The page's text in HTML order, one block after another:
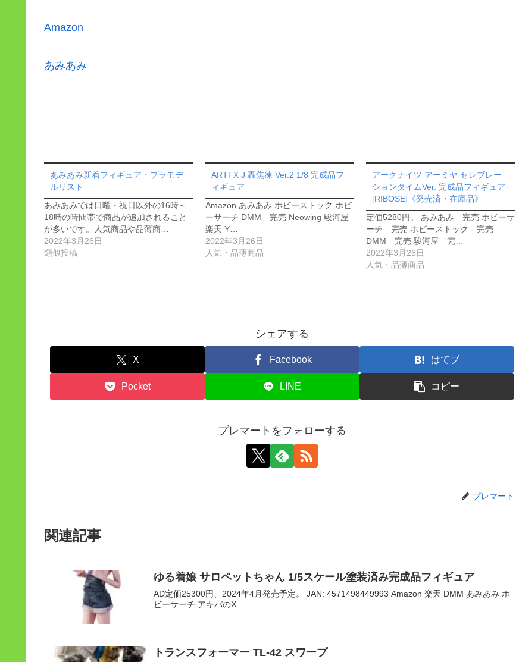
Amazon
あみあみ
あみあみ新着フィギュア・プラモデ
ルリスト
あみあみでは日曜・祝日以外の16時～
18時の時間帯で商品が追加されること
が多いです。人気商品や品薄商…
2022年3月26日
類似投稿
ARTFX J 轟焦凍 Ver.2 1/8 完成品フ
ィギュア
Amazon あみあみ ホビーストック ホビ
ーサーチ DMM 完売 Neowing 駿河屋
楽天 Y…
2022年3月26日
人気・品薄商品
アークナイツ アーミヤ セレブレー
ションタイムVer. 完成品フィギュア
[RIBOSE]《発売済・在庫品》
定価5280円。 あみあみ 完売 ホビーサ
ーチ 完売 ホビーストック 完売
DMM 完売 駿河屋 完…
2022年3月26日
人気・品薄商品
シェアする
X Facebook はてブ
Pocket LINE コピー
プレマートをフォローする
プレマート
関連記事
ゆる着娘 サロペットちゃん 1/5スケール塗装済み完成品フィギュア
AD定価25300円、2024年4月発売予定。 JAN: 4571498449993 Amazon 楽天 DMM あみあみ ホ
ビーサーチ アキバのX
トランスフォーマー TL-42 スワープ